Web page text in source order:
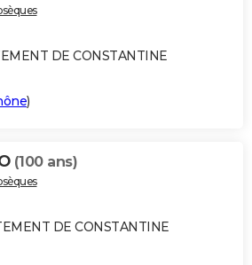
DE CONSTANTINE
)
(100 ans)
DE CONSTANTINE